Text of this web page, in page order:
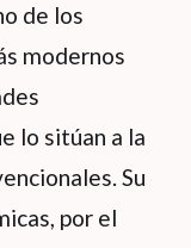
de los
modernos
lo sitúan a la
Su
por el